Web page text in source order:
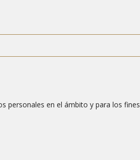
personales en el ámbito y para los fines